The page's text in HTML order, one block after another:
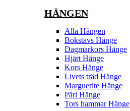
HÄNGEN
Alla Hängen
Bokstavs Hänge
Dagmarkors Hänge
Hjärt Hänge
Kors Hänge
Livets träd Hänge
Marguerite Hänge
Pärl Hänge
Tors hammar Hänge